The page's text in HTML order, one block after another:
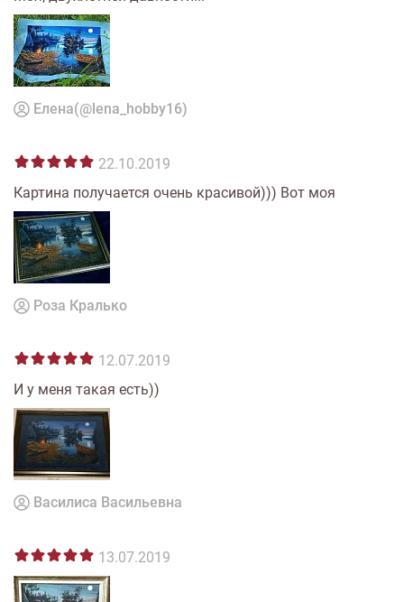
Елена(@lena_hobby16)
22.10.2019
Картина получается очень красивой))) Вот моя
Роза Кралько
12.07.2019
И у меня такая есть))
Василиса Васильевна
13.07.2019